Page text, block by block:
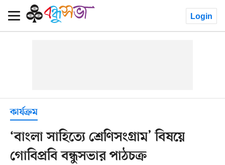
Login
কার্যক্রম
‘বাংলা সাহিত্যে শ্রেণিসংগ্রাম’ বিষয়ে
গোবিপ্রবি বন্ধুসভার পাঠচক্র